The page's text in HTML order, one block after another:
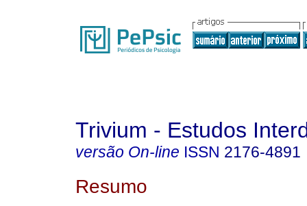
Trivium - Estudos
versão On-line ISSN 2176-4891
Resumo